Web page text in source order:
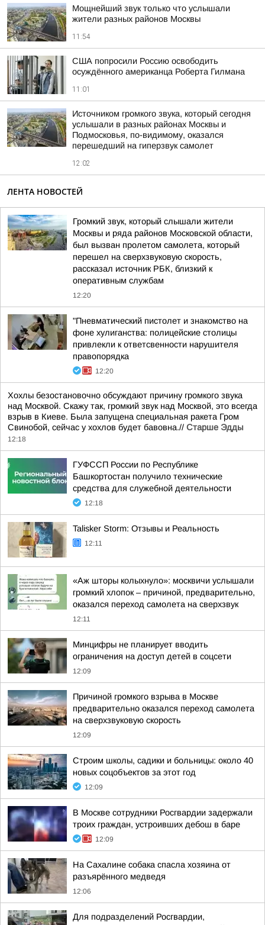
Мощнейший звук только что услышали
жители разных районов Москвы
11:54
США попросили Россию освободить
осуждённого американца Роберта Гилмана
11:01
Источником громкого звука, который сегодня
услышали в разных районах Москвы и
Подмосковья, по-видимому, оказался
перешедший на гиперзвук самолет
12:02
ЛЕНТА НОВОСТЕЙ
Громкий звук, который слышали жители
Москвы и ряда районов Московской области,
был вызван пролетом самолета, который
перешел на сверхзвуковую скорость,
рассказал источник РБК, близкий к
оперативным службам
12:20
"Пневматический пистолет и знакомство на
фоне хулиганства: полицейские столицы
привлекли к ответсвенности нарушителя
правопорядка
12:20
Хохлы безостановочно обсуждают причину громкого звука
над Москвой. Скажу так, громкий звук над Москвой, это всегда
взрыв в Киеве. Была запущена специальная ракета Гром
Свинобой, сейчас у хохлов будет бавовна.// Старше Эдды
12:18
ГУФССП России по Республике
Башкортостан получило технические
средства для служебной деятельности
12:18
Talisker Storm: Отзывы и Реальность
12:11
«Аж шторы колыхнуло»: москвичи услышали
громкий хлопок – причиной, предварительно,
оказался переход самолета на сверхзвук
12:11
Минцифры не планирует вводить
ограничения на доступ детей в соцсети
12:09
Причиной громкого взрыва в Москве
предварительно оказался переход самолета
на сверхзвуковую скорость
12:09
Строим школы, садики и больницы: около 40
новых соцобъектов за этот год
12:09
В Москве сотрудники Росгвардии задержали
троих граждан, устроивших дебош в баре
12:09
На Сахалине собака спасла хозяина от
разъярённого медведя
12:06
Для подразделений Росгвардии,